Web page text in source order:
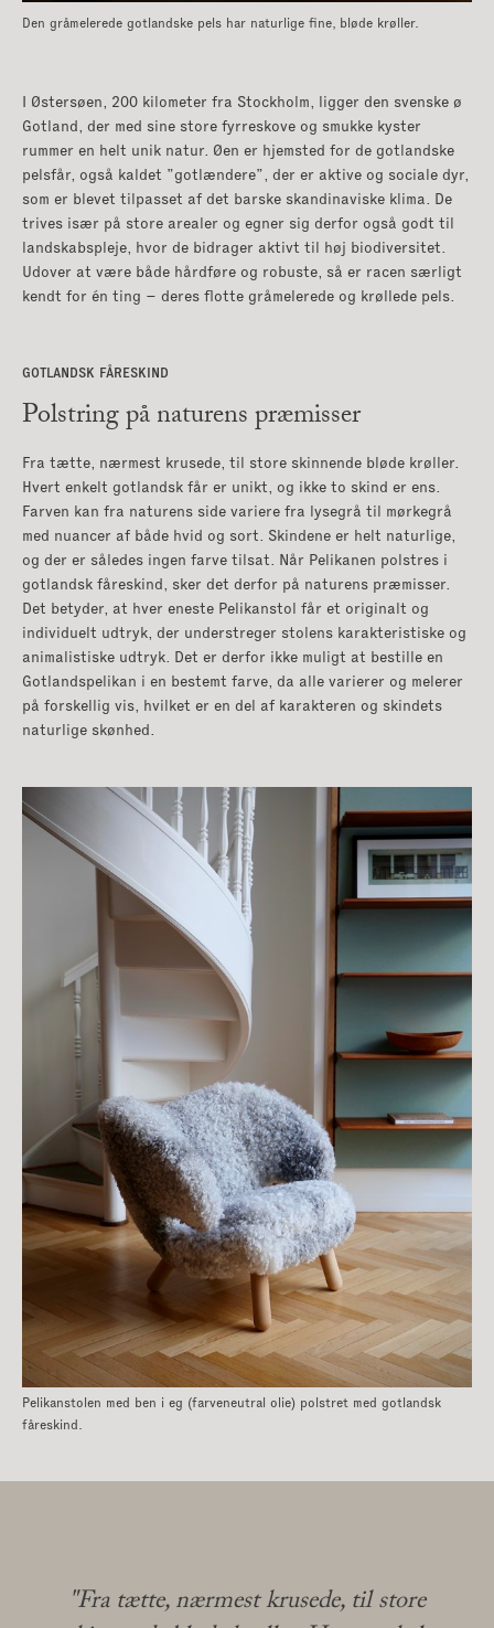
Bænke|Fodskamler
Den gråmelerede gotlandske pels har naturlige fine, bløde krøller.
I Østersøen, 200 kilometer fra Stockholm, ligger den svenske ø
Gotland, der med sine store fyrreskove og smukke kyster
rummer en helt unik natur. Øen er hjemsted for de gotlandske
pelsfår, også kaldet ”gotlændere”, der er aktive og sociale dyr,
som er blevet tilpasset af det barske skandinaviske klima. De
trives især på store arealer og egner sig derfor også godt til
landskabspleje, hvor de bidrager aktivt til høj biodiversitet.
Udover at være både hårdføre og robuste, så er racen særligt
kendt for én ting – deres flotte gråmelerede og krøllede pels.
GOTLANDSK FÅRESKIND
Polstring på naturens præmisser
Fra tætte, nærmest krusede, til store skinnende bløde krøller.
Hvert enkelt gotlandsk får er unikt, og ikke to skind er ens.
Farven kan fra naturens side variere fra lysegrå til mørkegrå
med nuancer af både hvid og sort. Skindene er helt naturlige,
og der er således ingen farve tilsat. Når Pelikanen polstres i
gotlandsk fåreskind, sker det derfor på naturens præmisser.
Det betyder, at hver eneste Pelikanstol får et originalt og
individuelt udtryk, der understreger stolens karakteristiske og
animalistiske udtryk. Det er derfor ikke muligt at bestille en
Gotlandspelikan i en bestemt farve, da alle varierer og melerer
på forskellig vis, hvilket er en del af karakteren og skindets
naturlige skønhed.
Pelikanstolen med ben i eg (farveneutral olie) polstret med gotlandsk
fåreskind.
"Fra tætte, nærmest krusede, til store